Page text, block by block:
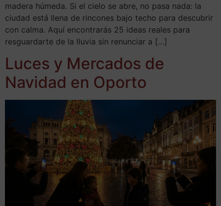
madera húmeda. Si el cielo se abre, no pasa nada: la
ciudad está llena de rincones bajo techo para descubrir
con calma. Aquí encontrarás 25 ideas reales para
resguardarte de la lluvia sin renunciar a […]
Luces y Mercados de
Navidad en Oporto